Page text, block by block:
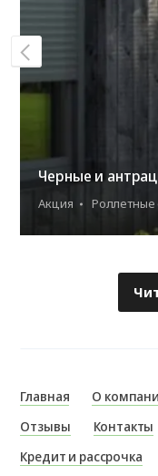
Черные и
Акция
Главная О
Отзывы
Контакты
Кредит и рассрочка